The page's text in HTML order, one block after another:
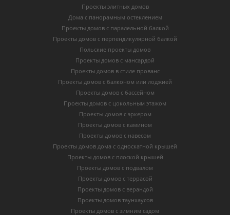
Проекты элитных домов
Дома с панорамным остеклением
Проекты домов с паралельной балкой
Проекты домов с перпендикулярной балкой
Польские проекты домов
Проекты домов с мансардой
Проекты домов в стиле прованс
Проекты домов с балконом или лоджией
Проекты домов с бассейном
Проекты домов с цокольным этажом
Проекты домов с эркером
Проекты домов с камином
Проекты домов с навесом
Проекты домов дома с односкатной крышей
Проекты домов с плоской крышей
Проекты домов с подвалом
Проекты домов с террасой
Проекты домов с верандой
Проекты домов таунхаусов
Проекты домов с зимним садом